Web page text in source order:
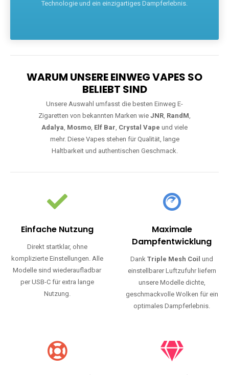
Technologie und ein einzigartiges Dampferlebnis.
WARUM UNSERE EINWEG VAPES SO
BELIEBT SIND
Unsere Auswahl umfasst die besten Einweg E-
Zigaretten von bekannten Marken wie JNR, RandM,
Adalya, Mosmo, Elf Bar , Crystal Vape und viele
mehr. Diese Vapes stehen für Qualität, lange
Haltbarkeit und authentischen Geschmack.
Einfache Nutzung
Direkt startklar, ohne
komplizierte Einstellungen. Alle
Modelle sind wiederaufladbar
per USB-C für extra lange
Nutzung.
Maximale
Dampfentwicklung
Dank Triple Mesh Coil und
einstellbarer Luftzufuhr liefern
unsere Modelle dichte,
geschmackvolle Wolken für ein
optimales Dampferlebnis.